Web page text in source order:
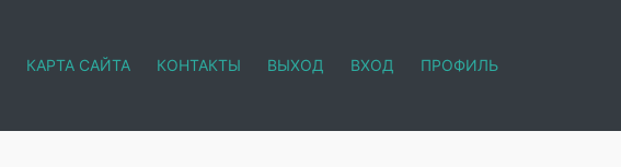
КАРТА САЙТА КОНТАКТЫ ВЫХОД ВХОД ПРОФИЛЬ